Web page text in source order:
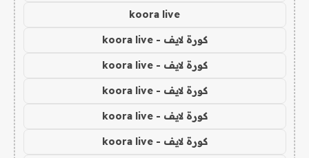
koora live
كورة لايف - koora live
كورة لايف - koora live
كورة لايف - koora live
كورة لايف - koora live
كورة لايف - koora live